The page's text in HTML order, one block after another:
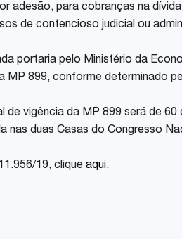
adesão, para cobranças na
de contencioso judicial ou
portaria pelo Ministério da
MP 899, conforme determinado
de vigência da MP 899 será de
nas duas Casas do Congresso
19, clique aqui.